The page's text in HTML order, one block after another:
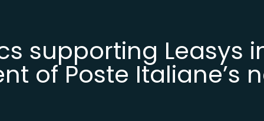
supporting Leasys
of Poste Italiane’s